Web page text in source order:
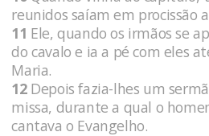
reunidos saíam em procissão
11 Ele, quando os irmãos se
do cavalo e ia a pé com eles
Maria.
12Depois fazia-lhes um
missa, durante a qual o
cantava o Evangelho.